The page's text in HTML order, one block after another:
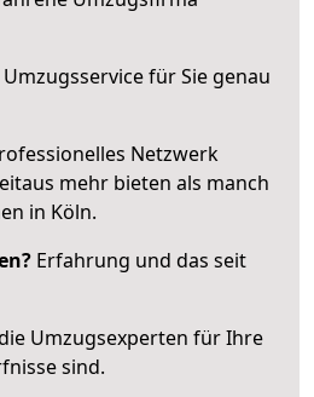
für Sie genau
Netzwerk
mehr bieten als manch
in Köln.
Erfahrung und das seit
Umzugsexperten für Ihre
sind.